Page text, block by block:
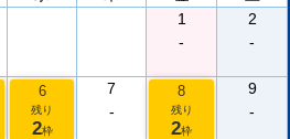
1
-
2
-
6
残り
2枠
7
-
8
残り
2枠
9
-